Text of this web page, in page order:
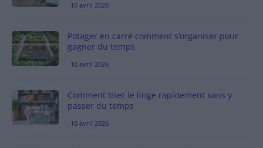
10 avril 2026
Potager en carré comment s’organiser pour
gagner du temps
10 avril 2026
Comment trier le linge rapidement sans y
passer du temps
10 avril 2026